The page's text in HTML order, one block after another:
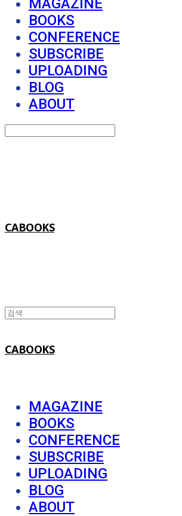
MAGAZINE
BOOKS
CONFERENCE
SUBSCRIBE
UPLOADING
BLOG
ABOUT
CABOOKS
CABOOKS
MAGAZINE
BOOKS
CONFERENCE
SUBSCRIBE
UPLOADING
BLOG
ABOUT